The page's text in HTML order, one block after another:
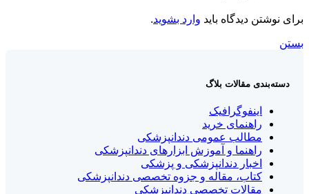
برای نوشتن دیدگاه باید وارد بشوید.
بستن
دسته‌بندی مقالات بلاگ
اینفوگرافیک
راهنمای خرید
مطالب عمومی دندانپزشکی
راهنما و آموزش ابزارهای دندانپزشکی
اخبار دندانپزشکی و پزشکی
کتاب، مقاله و جزوه تخصصی دندانپزشکی
مقالات تخصصی دندانپزشکی